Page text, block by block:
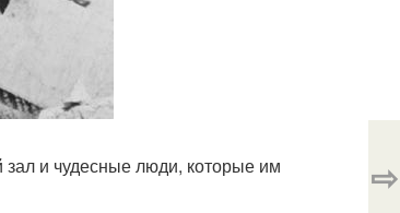
зал и чудесные люди, которые им
⇨